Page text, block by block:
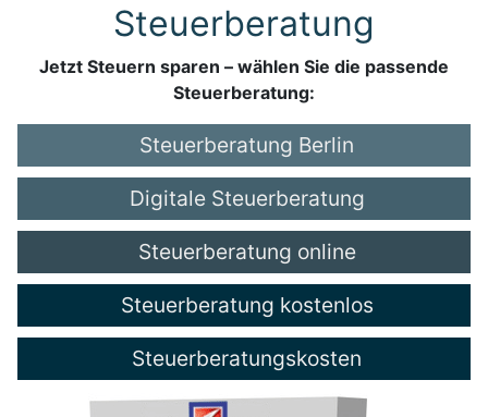
Steuerberatung
Jetzt Steuern sparen – wählen Sie die passende
Steuerberatung:
Steuerberatung Berlin
Digitale Steuerberatung
Steuerberatung online
Steuerberatung kostenlos
Steuerberatungskosten